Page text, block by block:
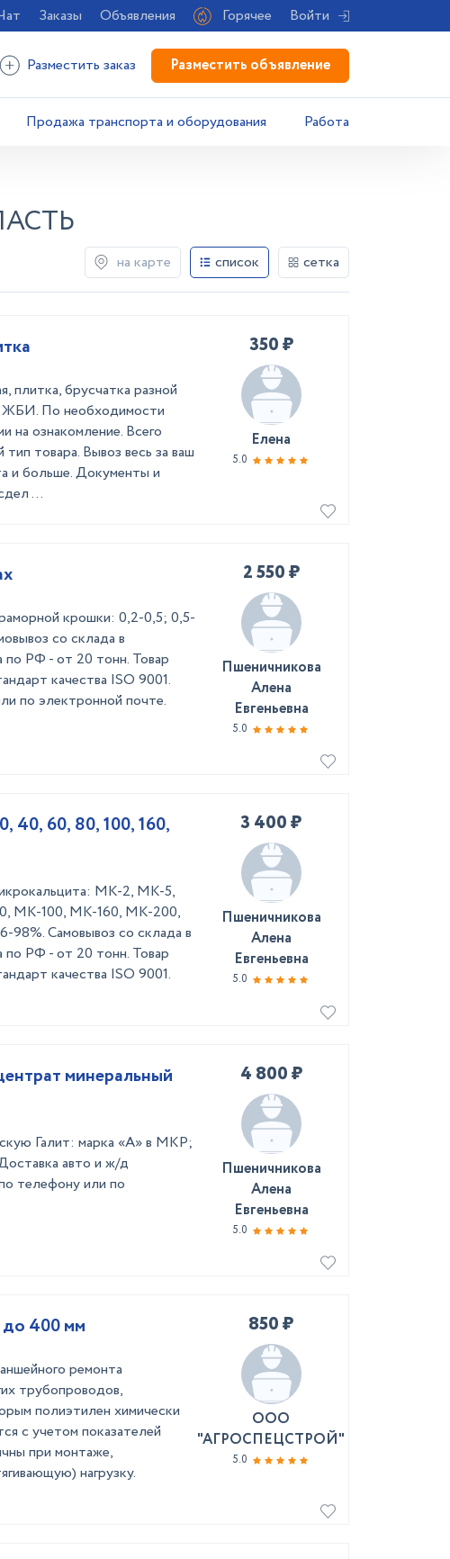
Заказы Объявления Горячее Войти
Разместить заказ Разместить объявление
Продажа транспорта и оборудования Работа
на карте список сетка
плитка, брусчатка разной
ЖБИ. По необходимости
на ознакомление. Всего
товара. Вывоз весь за ваш
и больше. Документы и
...
350 ₽
Елена
5.0
крошки: 0,2-0,5; 0,5-
со склада в
по РФ - от 20 тонн. Товар
качества ISO 9001.
по электронной почте.
2 550 ₽
Пшеничникова
Алена
Евгеньевна
5.0
40, 60, 80, 100, 160,
МК-2, МК-5,
МК-100, МК-160, МК-200,
Самовывоз со склада в
по РФ - от 20 тонн. Товар
качества ISO 9001.
3 400 ₽
Пшеничникова
Алена
Евгеньевна
5.0
минеральный
Галит: марка «А» в МКР;
авто и ж/д
телефону или по
4 800 ₽
Пшеничникова
Алена
Евгеньевна
5.0
до 400 мм
ремонта
трубопроводов,
полиэтилен химически
с учетом показателей
при монтаже,
нагрузку.
850 ₽
ООО
"АГРОСПЕЦСТРОЙ"
5.0